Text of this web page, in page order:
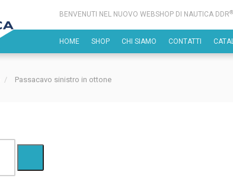
BENVENUTI NEL NUOVO WEBSHOP DI NAUTICA DDR®
HOME SHOP CHI SIAMO CONTATTI
/ Passacavo sinistro in ottone